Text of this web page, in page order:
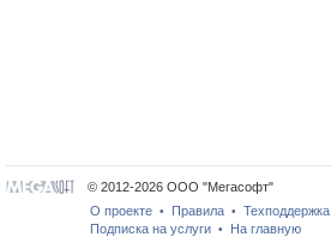
© 2012-2026 ООО "Мегасофт"
О проекте • Правила • Техподдержка
Подписка на услуги • На главную